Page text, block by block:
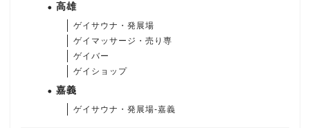
高雄
ゲイサウナ・発展場
ゲイマッサージ・売り専
ゲイバー
ゲイショップ
嘉義
ゲイサウナ・発展場-嘉義